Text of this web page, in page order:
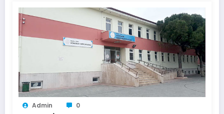
Admin 0